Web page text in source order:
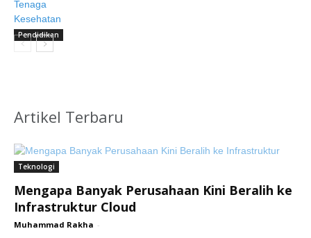
Pendidikan
Artikel Terbaru
Teknologi
Mengapa Banyak Perusahaan Kini Beralih ke
Infrastruktur Cloud
Muhammad Rakha -